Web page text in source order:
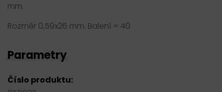
mm.
Rozměr 0,59x26 mm. Balení = 40
Parametry
Číslo produktu: